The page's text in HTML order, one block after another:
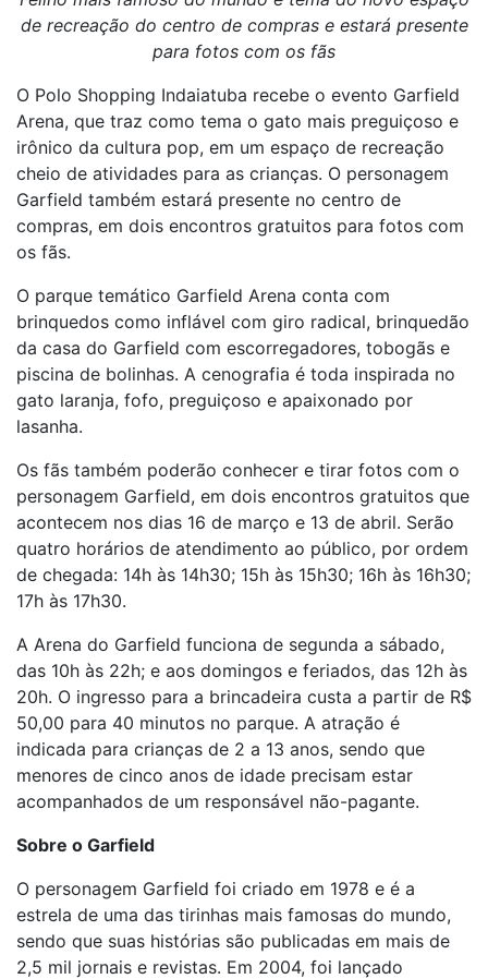
de recreação do centro de compras e estará presente
para fotos com os fãs
O Polo Shopping Indaiatuba recebe o evento Garfield
Arena, que traz como tema o gato mais preguiçoso e
irônico da cultura pop, em um espaço de recreação
cheio de atividades para as crianças. O personagem
Garfield também estará presente no centro de
compras, em dois encontros gratuitos para fotos com
os fãs.
O parque temático Garfield Arena conta com
brinquedos como inflável com giro radical, brinquedão
da casa do Garfield com escorregadores, tobogãs e
piscina de bolinhas. A cenografia é toda inspirada no
gato laranja, fofo, preguiçoso e apaixonado por
lasanha.
Os fãs também poderão conhecer e tirar fotos com o
personagem Garfield, em dois encontros gratuitos que
acontecem nos dias 16 de março e 13 de abril. Serão
quatro horários de atendimento ao público, por ordem
de chegada: 14h às 14h30; 15h às 15h30; 16h às 16h30;
17h às 17h30.
A Arena do Garfield funciona de segunda a sábado,
das 10h às 22h; e aos domingos e feriados, das 12h às
20h. O ingresso para a brincadeira custa a partir de R$
50,00 para 40 minutos no parque. A atração é
indicada para crianças de 2 a 13 anos, sendo que
menores de cinco anos de idade precisam estar
acompanhados de um responsável não-pagante.
Sobre o Garfield
O personagem Garfield foi criado em 1978 e é a
estrela de uma das tirinhas mais famosas do mundo,
sendo que suas histórias são publicadas em mais de
2,5 mil jornais e revistas. Em 2004, foi lançado